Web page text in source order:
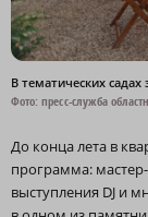
В тематических
Фото: пресс-служба
До конца лета в
программа:
выступления DJ и